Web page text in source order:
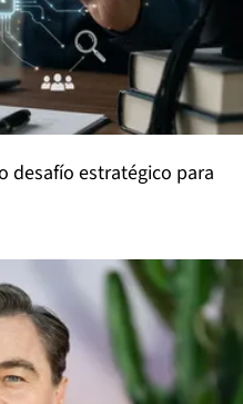
desafío estratégico para